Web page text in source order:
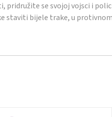
pridružite se svojoj vojsci i
staviti bijele trake, u